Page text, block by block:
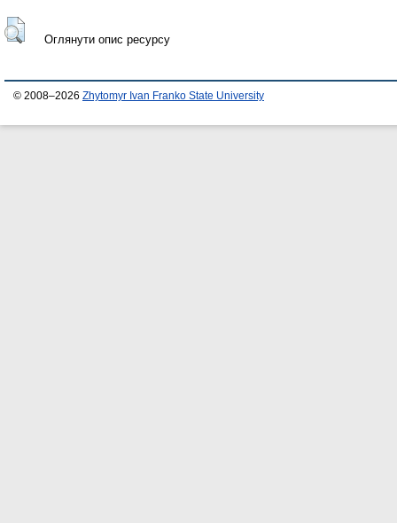
Оглянути опис ресурсу
© 2008–2026 Zhytomyr Ivan Franko State University